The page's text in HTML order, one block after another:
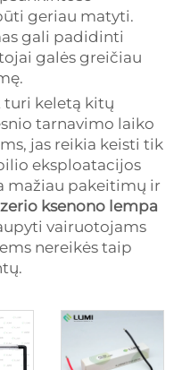
geriau matyti.
gali padidinti
galės greičiau
turi keletą kitų
tarnavimo laiko
jas reikia keisti tik
eksploatacijos
mažiau pakeitimų ir
ksenono lempa
vairuotojams
nereikės taip